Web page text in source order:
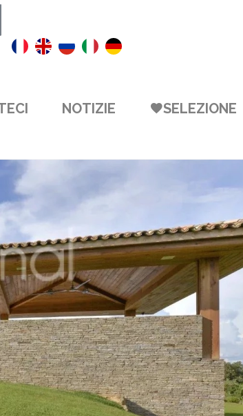
NOTIZIE
SELEZIONE